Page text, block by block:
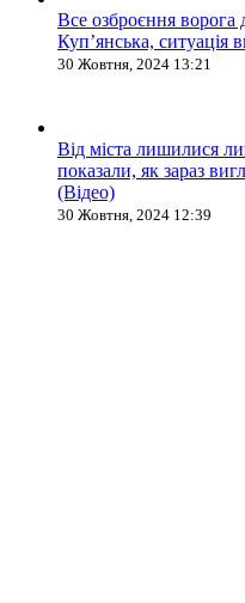
Все озброєння ворога
Куп’янська,
30 Жовтня, 2024 13:21
Від міста лишилися
показали, як зараз
(Відео)
30 Жовтня, 2024 12:39